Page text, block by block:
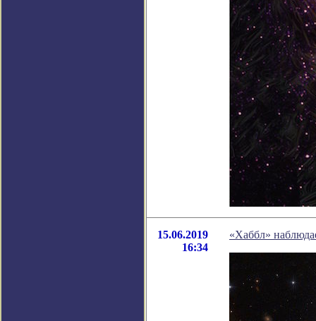
15.06.2019
16:34
«Хаббл»